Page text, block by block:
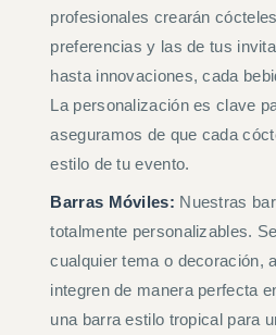
profesionales crearán
preferencias y las de tus
hasta innovaciones, cada
La personalización es clave
aseguramos de que cada
estilo de tu evento.
Barras Móviles: Nuestras
totalmente personalizables.
cualquier tema o decoración,
integren de manera perfecta
una barra estilo tropical para